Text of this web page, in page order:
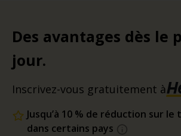
Des avantages dès le
jour.
Inscrivez-vous gratuitement à
Jusqu’à 10 % de réduction sur
dans certains pays